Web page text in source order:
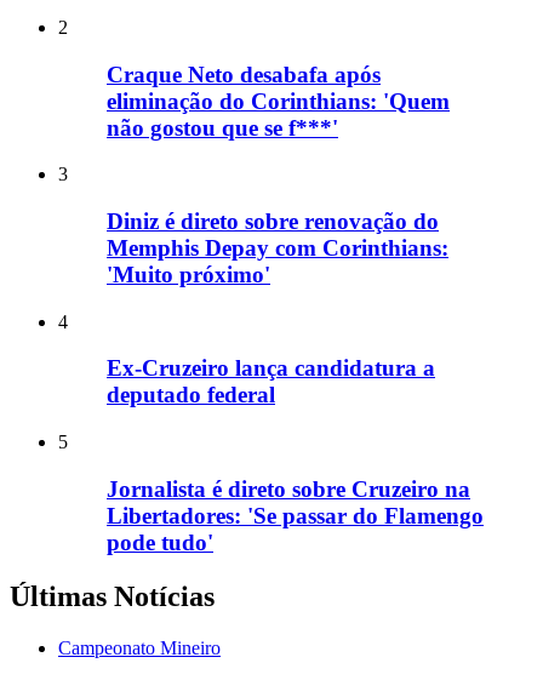
2
Craque Neto desabafa após
eliminação do Corinthians: 'Quem
não gostou que se f***'
3
Diniz é direto sobre renovação do
Memphis Depay com Corinthians:
'Muito próximo'
4
Ex-Cruzeiro lança candidatura a
deputado federal
5
Jornalista é direto sobre Cruzeiro na
Libertadores: 'Se passar do Flamengo
pode tudo'
Últimas Notícias
Campeonato Mineiro